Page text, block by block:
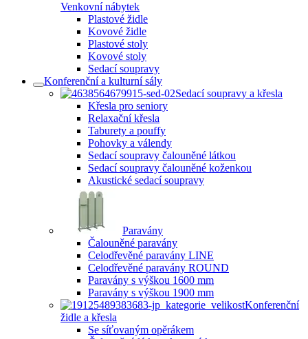
Venkovní nábytek
Plastové židle
Kovové židle
Plastové stoly
Kovové stoly
Sedací soupravy
Konferenční a kulturní sály
Sedací soupravy a křesla
Křesla pro seniory
Relaxační křesla
Taburety a pouffy
Pohovky a válendy
Sedací soupravy čalouněné látkou
Sedací soupravy čalouněné koženkou
Akustické sedací soupravy
Paravány
Čalouněné paravány
Celodřevěné paravány LINE
Celodřevěné paravány ROUND
Paravány s výškou 1600 mm
Paravány s výškou 1900 mm
Konferenční
židle a křesla
Se síťovaným opěrákem